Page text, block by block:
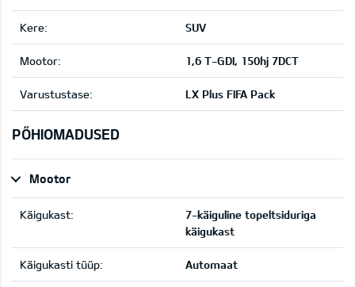
Kere: SUV
Mootor: 1,6 T-GDI, 150hj 7DCT
Varustustase: LX Plus FIFA Pack
PÕHIOMADUSED
Mootor
Käigukast:
7-käiguline topeltsiduriga
käigukast
Käigukasti tüüp: Automaat